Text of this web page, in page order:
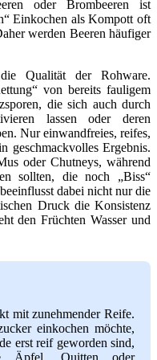
oder Brombeeren ist
Einkochen als Kompott oft
werden Beeren häufiger
Qualität der Rohware.
von bereits fauligem
die sich auch durch
lassen oder deren
Nur einwandfreies, reifes,
geschmackvolles Ergebnis.
oder Chutneys, während
sollten, die noch „Biss“
dabei nicht nur die
Druck die Konsistenz
den Früchten Wasser und
mit zunehmender Reife.
einkochen möchte,
erst reif geworden sind,
Äpfel, Quitten oder